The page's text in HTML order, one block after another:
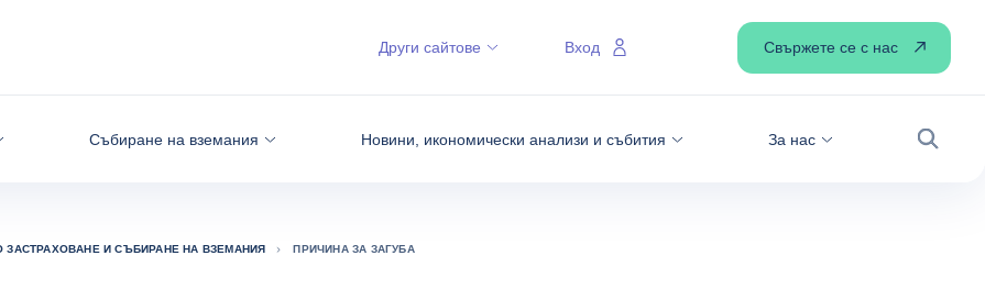
Събиране на вземания Новини, икономически анализи и събития За нас
Други сайтове Вход Свържете се с нас
ЗАСТРАХОВАНЕ И СЪБИРАНЕ НА ВЗЕМАНИЯ ПРИЧИНА ЗА ЗАГУБА